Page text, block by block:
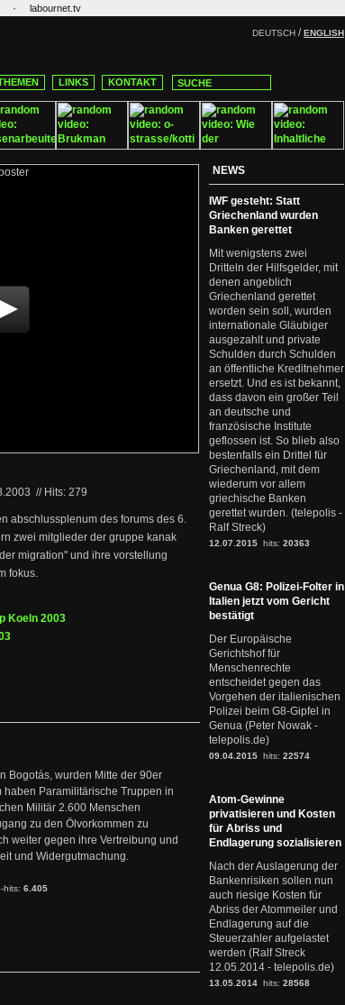
· labournet.tv
DEUTSCH /ENGLISH
LINKS KONTAKT
// Hits: 279
abschlussplenum des forums des 6.
zwei mitglieder der gruppe kanak
migration" und ihre vorstellung
fokus.
Koeln 2003
Bogotás, wurden Mitte der 90er
Paramilitärische Truppen in
Militär 2.600 Menschen
zu den Ölvorkommen zu
weiter gegen ihre Vertreibung und
und Widergutmachung.
hits: 6.405
NEWS
IWF gesteht: Statt
Griechenland wurden
Banken gerettet
Mit wenigstens zwei
Dritteln der Hilfsgelder, mit
denen angeblich
Griechenland gerettet
worden sein soll, wurden
internationale Gläubiger
ausgezahlt und private
Schulden durch Schulden
an öffentliche Kreditnehmer
ersetzt. Und es ist bekannt,
dass davon ein großer Teil
an deutsche und
französische Institute
geflossen ist. So blieb also
bestenfalls ein Drittel für
Griechenland, mit dem
wiederum vor allem
griechische Banken
gerettet wurden. (telepolis -
Ralf Streck)
12.07.2015 hits: 20363
Genua G8: Polizei-Folter in
Italien jetzt vom Gericht
bestätigt
Der Europäische
Gerichtshof für
Menschenrechte
entscheidet gegen das
Vorgehen der italienischen
Polizei beim G8-Gipfel in
Genua (Peter Nowak -
telepolis.de)
09.04.2015 hits: 22574
Atom-Gewinne
privatisieren und Kosten
für Abriss und
Endlagerung sozialisieren
Nach der Auslagerung der
Bankenrisiken sollen nun
auch riesige Kosten für
Abriss der Atommeiler und
Endlagerung auf die
Steuerzahler aufgelastet
werden (Ralf Streck
12.05.2014 - telepolis.de)
13.05.2014 hits: 28568